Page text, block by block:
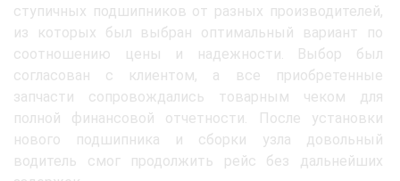
ступичных подшипников от разных производителей,
из которых был выбран оптимальный вариант по
соотношению цены и надежности. Выбор был
согласован с клиентом, а все приобретенные
запчасти сопровождались товарным чеком для
полной финансовой отчетности. После установки
нового подшипника и сборки узла довольный
водитель смог продолжить рейс без дальнейших